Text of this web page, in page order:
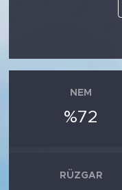
NEM
%72
RÜZGAR